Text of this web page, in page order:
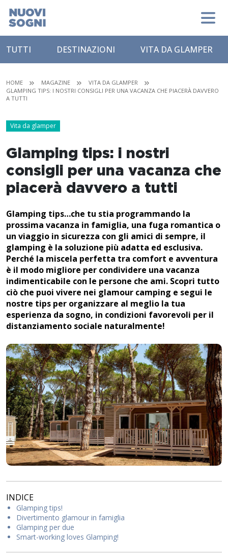
TUTTI DESTINAZIONI VITA DA GLAMPER
HOME MAGAZINE
VITA DA GLAMPER
GLAMPING TIPS: I NOSTRI CONSIGLI PER UNA VACANZA CHE PIACERÀ DAVVERO
A TUTTI
Vita da glamper
Glamping tips: i nostri
consigli per una vacanza che
piacerà davvero a tutti
Glamping tips…che tu stia programmando la
prossima vacanza in famiglia, una fuga romantica o
un viaggio in sicurezza con gli amici di sempre, il
glamping è la soluzione più adatta ed esclusiva.
Perché la miscela perfetta tra comfort e avventura
è il modo migliore per condividere una vacanza
indimenticabile con le persone che ami. Scopri tutto
ciò che puoi vivere nei glamour camping e segui le
nostre tips per organizzare al meglio la tua
esperienza da sogno, in condizioni favorevoli per il
distanziamento sociale naturalmente!
INDICE
Glamping tips!
Divertimento glamour in famiglia
Glamping per due
Smart-working loves Glamping!